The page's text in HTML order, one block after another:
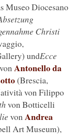
Museo Diocesano
Christi
undEcce
von Antonello da
(Brescia,
von Filippo
von Botticelli
von Andrea
Art Museum),